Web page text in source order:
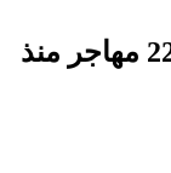
المغرب…عودة طوعية ل 22000 مهاجر منذ